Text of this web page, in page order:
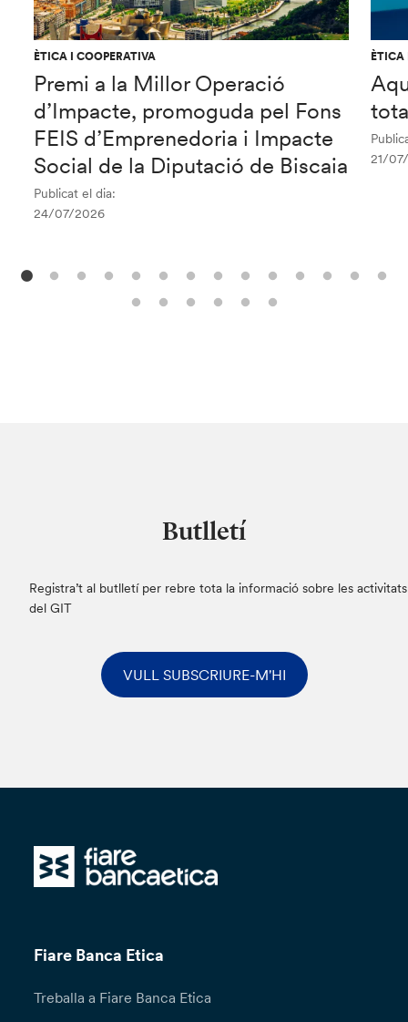
ÈTICA I COOPERATIVA
Premi a la Millor Operació
d’Impacte, promoguda pel Fons
FEIS d’Emprenedoria i Impacte
Social de la Diputació de Biscaia
Publicat el dia:
24/07/2026
ÈTICA
21/
Butlletí
Registra’t al butlletí per rebre tota la informació sobre les activitats
del GIT
VULL SUBSCRIURE-M'HI
Fiare Banca Etica
Treballa a Fiare Banca Etica